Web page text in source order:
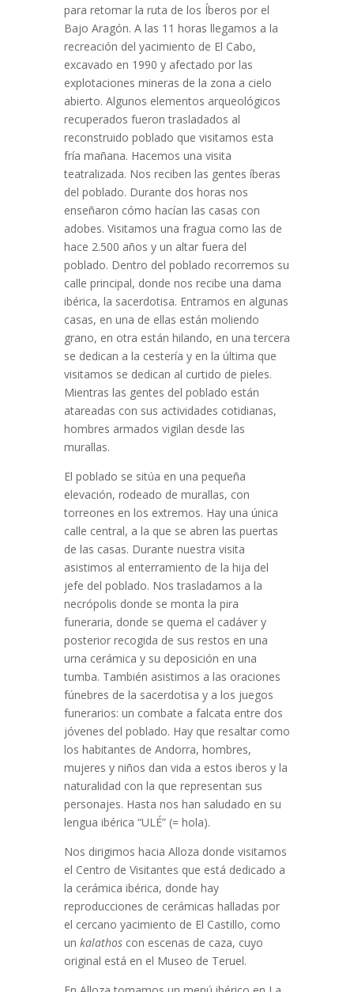
para retomar la ruta de los Íberos por el
Bajo Aragón. A las 11 horas llegamos a la
recreación del yacimiento de El Cabo,
excavado en 1990 y afectado por las
explotaciones mineras de la zona a cielo
abierto. Algunos elementos arqueológicos
recuperados fueron trasladados al
reconstruido poblado que visitamos esta
fría mañana. Hacemos una visita
teatralizada. Nos reciben las gentes íberas
del poblado. Durante dos horas nos
enseñaron cómo hacían las casas con
adobes. Visitamos una fragua como las de
hace 2.500 años y un altar fuera del
poblado. Dentro del poblado recorremos su
calle principal, donde nos recibe una dama
ibérica, la sacerdotisa. Entramos en algunas
casas, en una de ellas están moliendo
grano, en otra están hilando, en una tercera
se dedican a la cestería y en la última que
visitamos se dedican al curtido de pieles.
Mientras las gentes del poblado están
atareadas con sus actividades cotidianas,
hombres armados vigilan desde las
murallas.
El poblado se sitúa en una pequeña
elevación, rodeado de murallas, con
torreones en los extremos. Hay una única
calle central, a la que se abren las puertas
de las casas. Durante nuestra visita
asistimos al enterramiento de la hija del
jefe del poblado. Nos trasladamos a la
necrópolis donde se monta la pira
funeraria, donde se quema el cadáver y
posterior recogida de sus restos en una
urna cerámica y su deposición en una
tumba. También asistimos a las oraciones
fúnebres de la sacerdotisa y a los juegos
funerarios: un combate a falcata entre dos
jóvenes del poblado. Hay que resaltar como
los habitantes de Andorra, hombres,
mujeres y niños dan vida a estos iberos y la
naturalidad con la que representan sus
personajes. Hasta nos han saludado en su
lengua ibérica “ULÉ” (= hola).
Nos dirigimos hacia Alloza donde visitamos
el Centro de Visitantes que está dedicado a
la cerámica ibérica, donde hay
reproducciones de cerámicas halladas por
el cercano yacimiento de El Castillo, como
un kalathoscon escenas de caza, cuyo
original está en el Museo de Teruel.